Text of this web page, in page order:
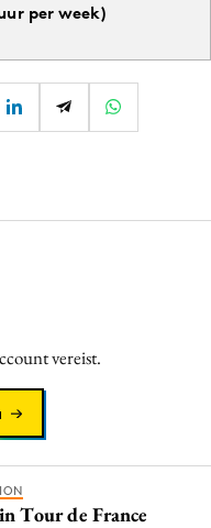
per week)
vereist.
Tour de France